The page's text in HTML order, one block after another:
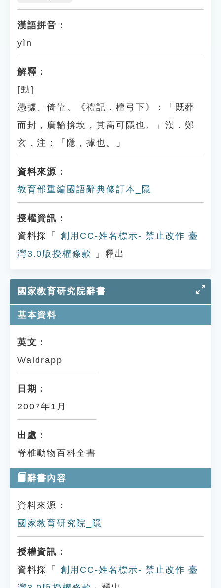
漢語拼音：
yìn
解釋：
[動]
憑據、倚靠。《禮記．檀弓下》：「既葬
而封，廣輪揜坎，其高可隱也。」漢．鄭
玄．注：「隱，據也。」
資料來源：
教育部重編國語辭典修訂本_隱
授權資訊：
資料採「
創用CC-姓名標示- 禁止改作 臺
灣3.0版授權條款
」釋出
國家教育研究院辭書
基本資料
英文：
Waldrapp
日期：
2007年1月
出處：
脊椎動物百科全書
辭書內容
資料來源：
國家教育研究院_隱
授權資訊：
資料採「
創用CC-姓名標示- 禁止改作 臺